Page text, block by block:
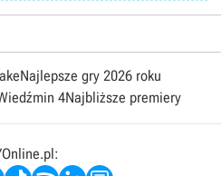
Najlepsze gry 2026 roku
4Najbliższe premiery